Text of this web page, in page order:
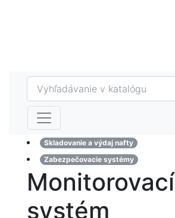
Skladovanie a výdaj nafty
Zabezpečovacie systémy
Monitorovací
systém